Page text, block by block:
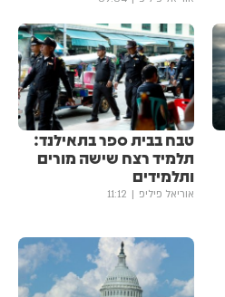
טבח בבית ספר בתאילנד:
תלמיד רצח שישה מורים
ותלמידים
אוריאל פיליפ 11:12